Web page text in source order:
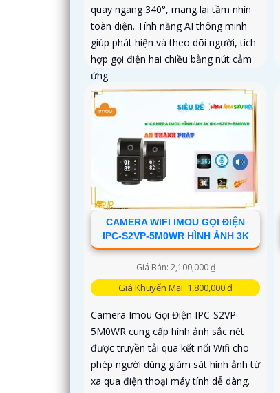
quay ngang 340°, mang lại tầm nhìn
toàn diện. Tính năng AI thông minh
giúp phát hiện và theo dõi người, tích
hợp gọi điện hai chiều bằng nút cảm
ứng
CAMERA WIFI IMOU GỌI ĐIỆN
IPC-S2VP-5M0WR HÌNH ẢNH 3K
Giá Bán: 2,100,000 ₫
Giá Khuyến Mại: 1,800,000 ₫
Camera Imou Gọi Điện IPC-S2VP-
5M0WR cung cấp hình ảnh sắc nét
được truyền tải qua kết nối Wifi cho
phép người dùng giám sát hình ảnh từ
xa qua điện thoại máy tính dễ dàng.